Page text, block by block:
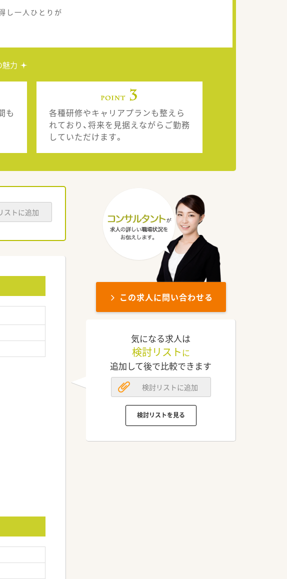
し一人ひとりが
魅力
も
各種研修やキャリアプランも整えら
れており、将来を見据えながらご勤務
していただけます。
ストに追加
この求人に問い合わせる
気になる求人は
検討リスト に
追加して後で比較できます
検討リストに追加
検討リストを見る